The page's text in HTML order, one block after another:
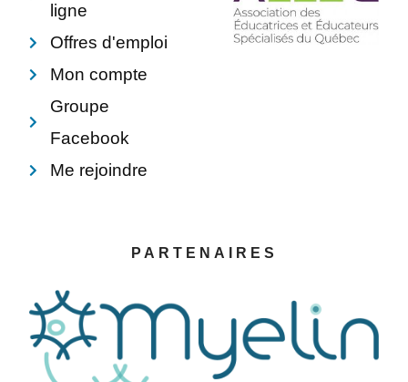
ligne
Offres d'emploi
Mon compte
Groupe
Facebook
Me rejoindre
PARTENAIRES